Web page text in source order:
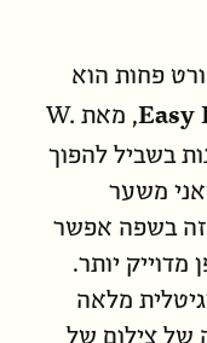
פחות הוא
Easy, מאת W.
בשביל להפוך
משער
בשפה אפשר
מדוייק יותר.
מלאה
של צילום של